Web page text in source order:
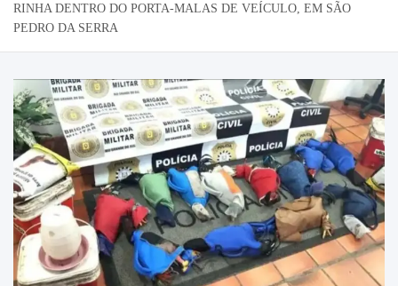
RINHA DENTRO DO PORTA-MALAS DE VEÍCULO, EM SÃO
PEDRO DA SERRA